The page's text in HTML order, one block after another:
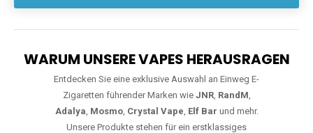
WARUM UNSERE VAPES HERAUSRAGEN
Entdecken Sie eine exklusive Auswahl an Einweg E-
Zigaretten führender Marken wie JNR, RandM,
Adalya, Mosmo, Crystal Vape, Elf Bar und mehr.
Unsere Produkte stehen für ein erstklassiges